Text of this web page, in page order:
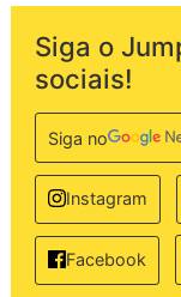
Siga o
sociais!
Siga no
Instagram
Facebook